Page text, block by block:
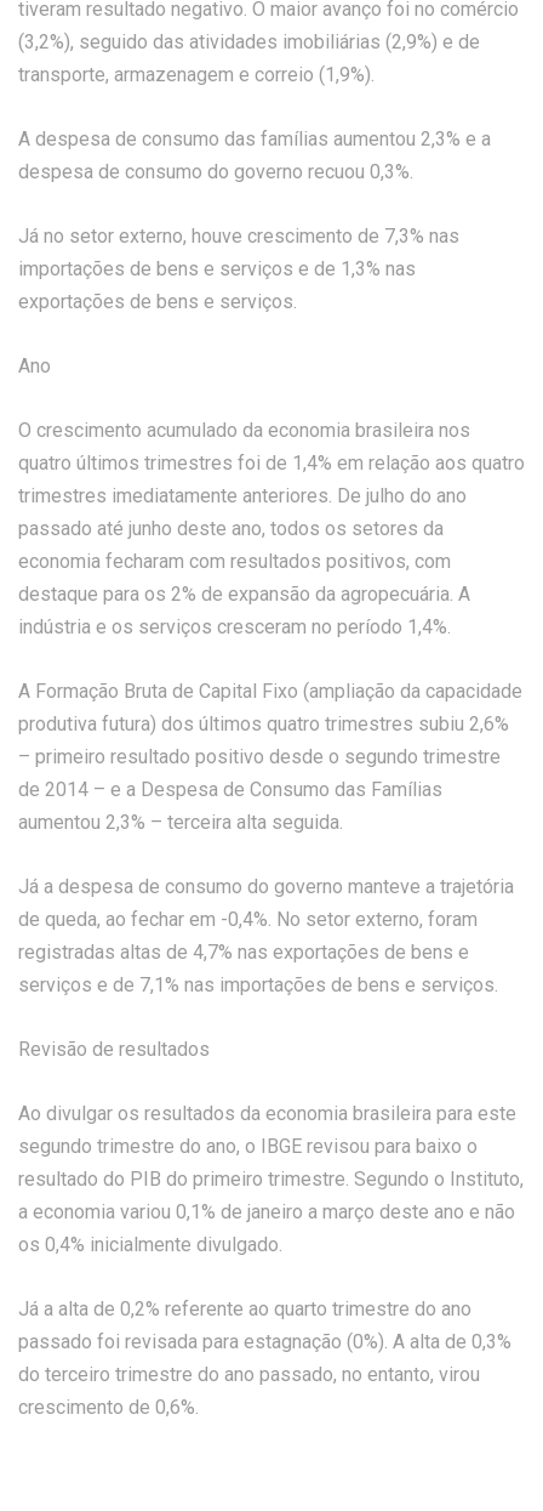
tiveram resultado negativo. O maior avanço foi no comércio
(3,2%), seguido das atividades imobiliárias (2,9%) e de
transporte, armazenagem e correio (1,9%).
A despesa de consumo das famílias aumentou 2,3% e a
despesa de consumo do governo recuou 0,3%.
Já no setor externo, houve crescimento de 7,3% nas
importações de bens e serviços e de 1,3% nas
exportações de bens e serviços.
Ano
O crescimento acumulado da economia brasileira nos
quatro últimos trimestres foi de 1,4% em relação aos quatro
trimestres imediatamente anteriores. De julho do ano
passado até junho deste ano, todos os setores da
economia fecharam com resultados positivos, com
destaque para os 2% de expansão da agropecuária. A
indústria e os serviços cresceram no período 1,4%.
A Formação Bruta de Capital Fixo (ampliação da capacidade
produtiva futura) dos últimos quatro trimestres subiu 2,6%
– primeiro resultado positivo desde o segundo trimestre
de 2014 – e a Despesa de Consumo das Famílias
aumentou 2,3% – terceira alta seguida.
Já a despesa de consumo do governo manteve a trajetória
de queda, ao fechar em -0,4%. No setor externo, foram
registradas altas de 4,7% nas exportações de bens e
serviços e de 7,1% nas importações de bens e serviços.
Revisão de resultados
Ao divulgar os resultados da economia brasileira para este
segundo trimestre do ano, o IBGE revisou para baixo o
resultado do PIB do primeiro trimestre. Segundo o Instituto,
a economia variou 0,1% de janeiro a março deste ano e não
os 0,4% inicialmente divulgado.
Já a alta de 0,2% referente ao quarto trimestre do ano
passado foi revisada para estagnação (0%). A alta de 0,3%
do terceiro trimestre do ano passado, no entanto, virou
crescimento de 0,6%.